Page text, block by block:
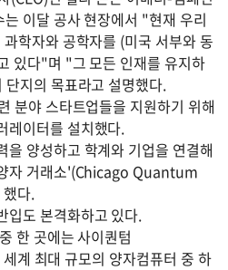
이달 공사 현장에서 "현재 우리
학자와 공학자를 (미국 서부와 동
있다"며 "그 모든 인재를 유지하
지의 목표라고 설명했다.
분야 스타트업들을 지원하기 위해
레이터를 설치했다.
을 양성하고 학계와 기업을 연결해
자 거래소'(Chicago Quantum
다.
입도 본격화하고 있다.
한 곳에는 사이퀀텀
계 최대 규모의 양자컴퓨터 중 하